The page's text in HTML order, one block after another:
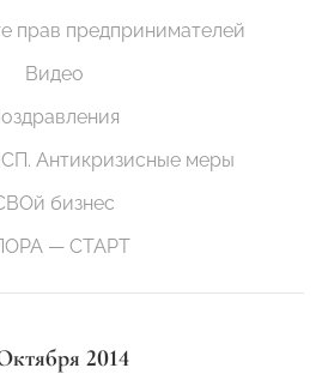
прав предпринимателей
Видео
Антикризисные меры
бизнес
— СТАРТ
2014